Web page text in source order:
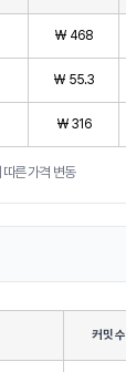
₩ 468
₩ 55.3
₩ 316
른 가격 변동
커밋 수